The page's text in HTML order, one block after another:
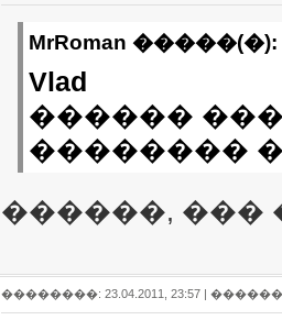
MrRoman �����(�):
Vlad
������
��������
������, ���
��������: 23.04.2011, 23:57 |